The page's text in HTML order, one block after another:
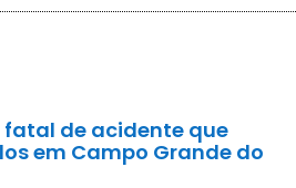
de acidente que
em Campo Grande do